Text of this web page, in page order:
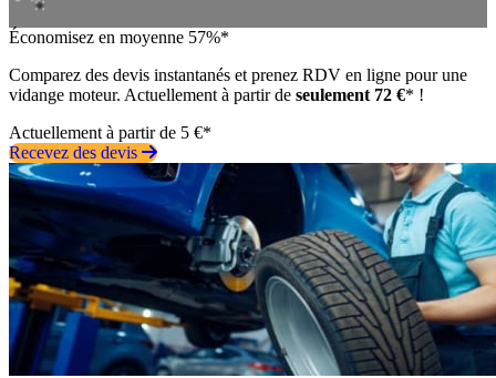
Économisez en moyenne 57%*
Comparez des devis instantanés et prenez RDV en ligne pour une
vidange moteur. Actuellement à partir de seulement 72 €* !
Actuellement à partir de 5 €*
Recevez des devis